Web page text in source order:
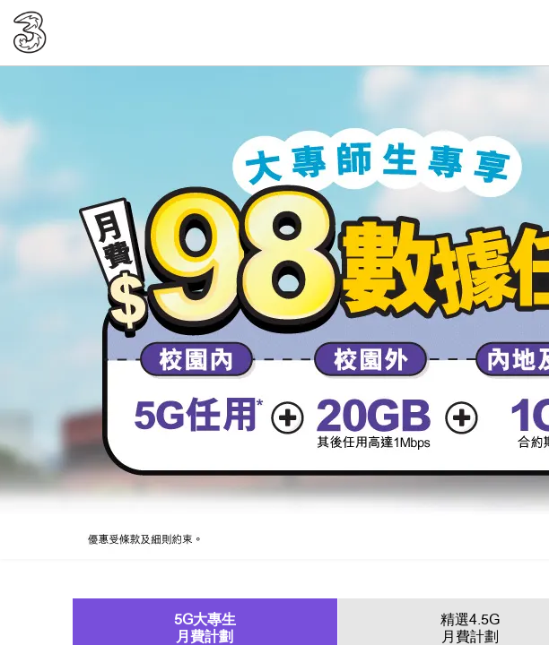
5G大專生
月費計劃
精選4.5G
月費計劃